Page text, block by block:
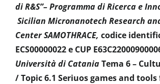
di R&S”– Programma di Ricerca e
Sicilian Micronanotech Research
Center SAMOTHRACE, codice
ECS00000022 e CUP
Università di CataniaTema 6 –
/ Topic 6.1 Seriuos games and tools